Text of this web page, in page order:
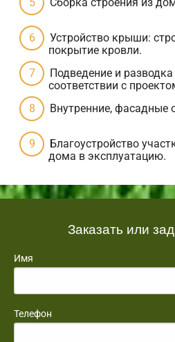
Устройство крыши:
покрытие кровли.
Подведение и
соответствии с
Внутренние, фасадные
Благоустройство
дома в эксплуатацию.
Заказать или
Имя
Телефон